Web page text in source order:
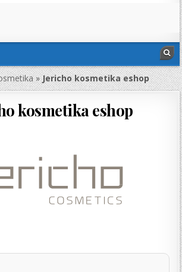
»Jericho kosmetika eshop
kosmetika eshop